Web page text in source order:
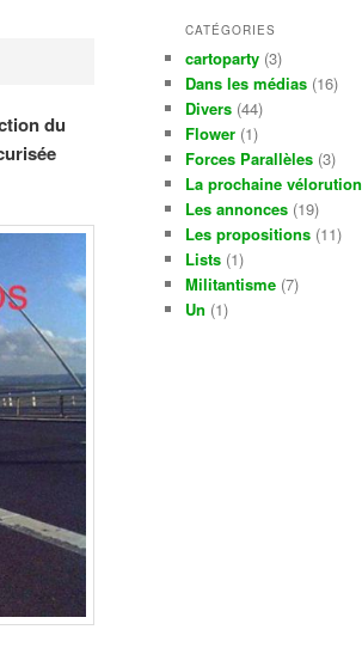
du
CATÉGORIES
cartoparty (3)
Dans les médias (16)
Divers (44)
Flower (1)
Forces Parallèles (3)
La prochaine vélorution
Les annonces (19)
Les propositions (11)
Lists (1)
Militantisme (7)
Un (1)